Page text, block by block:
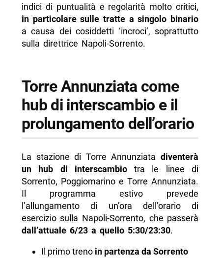
indici di puntualità e regolarità molto critici,
in particolare sulle tratte a singolo binario
a causa dei cosiddetti ‘incroci’, soprattutto
sulla direttrice Napoli-Sorrento.
Torre Annunziata come
hub di interscambio e il
prolungamento dell’orario
La stazione di Torre Annunziata diventerà
un hub di interscambiotra le linee di
Sorrento, Poggiomarino e Torre Annunziata.
Il programma estivo prevede
l’allungamento di un’ora dell’orario di
esercizio sulla Napoli-Sorrento, che passerà
dall’attuale 6/23 a quello 5:30/23:30.
Il primo treno in partenza da Sorrento